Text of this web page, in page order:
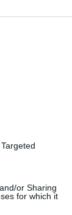
or Sharing
for which it